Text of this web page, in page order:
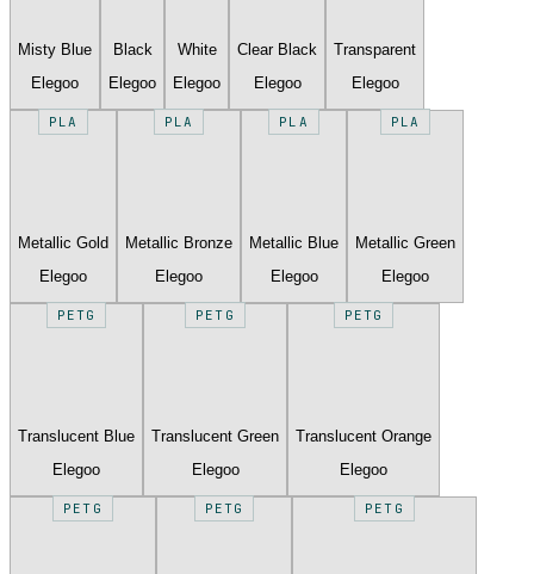
Misty Blue
Elegoo
Black
Elegoo
White
Elegoo
Clear Black
Elegoo
Transparent
Elegoo
PLA
Metallic Gold
Elegoo
PLA
Metallic Bronze
Elegoo
PLA
Metallic Blue
Elegoo
PLA
Metallic Green
Elegoo
PETG
Translucent Blue
Elegoo
PETG
Translucent Green
Elegoo
PETG
Translucent Orange
Elegoo
PETG PETG PETG